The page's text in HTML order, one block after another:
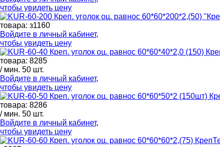
чтобы увидеть цену
товара: з1160
Войдите в личный кабинет,
чтобы увидеть цену
товара: 8285
/ мин. 50 шт.
Войдите в личный кабинет,
чтобы увидеть цену
товара: 8286
/ мин. 50 шт.
Войдите в личный кабинет,
чтобы увидеть цену